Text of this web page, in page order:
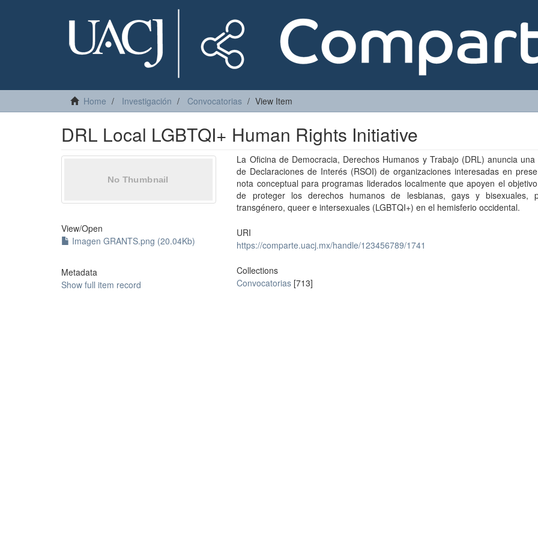
Home Investigación Convocatorias View Item
DRL Local LGBTQI+ Human Rights Initiative
View/Open
Imagen GRANTS.png (20.04Kb)
Metadata
Show full item record
La Oficina de Democracia, Derechos Humanos y Trabajo (DRL) anuncia una
de Declaraciones de Interés (RSOI) de organizaciones interesadas en
nota conceptual para programas liderados localmente que apoyen el
de proteger los derechos humanos de lesbianas, gays y bisexuales,
transgénero, queer e intersexuales (LGBTQI+) en el hemisferio occidental.
URI
https://comparte.uacj.mx/handle/123456789/1741
Collections
Convocatorias [713]